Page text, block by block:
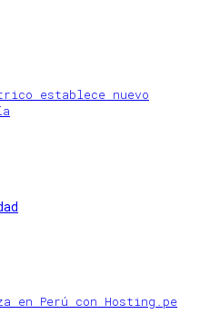
establece nuevo
en Perú con Hosting.pe